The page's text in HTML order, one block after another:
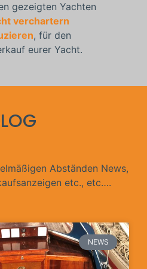
gezeigten Yachten
verchartern
, für den
eurer Yacht.
Abständen News,
etc., etc….
NEWS